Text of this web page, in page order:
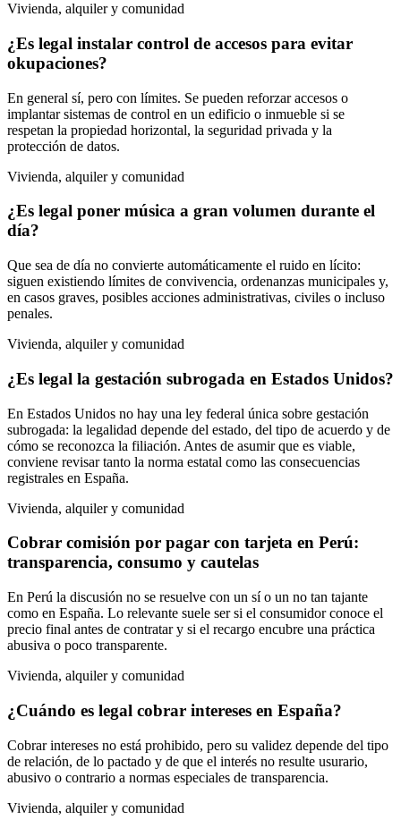
Vivienda, alquiler y comunidad
¿Es legal instalar control de accesos para evitar
okupaciones?
En general sí, pero con límites. Se pueden reforzar accesos o
implantar sistemas de control en un edificio o inmueble si se
respetan la propiedad horizontal, la seguridad privada y la
protección de datos.
Vivienda, alquiler y comunidad
¿Es legal poner música a gran volumen durante el
día?
Que sea de día no convierte automáticamente el ruido en lícito:
siguen existiendo límites de convivencia, ordenanzas municipales y,
en casos graves, posibles acciones administrativas, civiles o incluso
penales.
Vivienda, alquiler y comunidad
¿Es legal la gestación subrogada en Estados Unidos?
En Estados Unidos no hay una ley federal única sobre gestación
subrogada: la legalidad depende del estado, del tipo de acuerdo y de
cómo se reconozca la filiación. Antes de asumir que es viable,
conviene revisar tanto la norma estatal como las consecuencias
registrales en España.
Vivienda, alquiler y comunidad
Cobrar comisión por pagar con tarjeta en Perú:
transparencia, consumo y cautelas
En Perú la discusión no se resuelve con un sí o un no tan tajante
como en España. Lo relevante suele ser si el consumidor conoce el
precio final antes de contratar y si el recargo encubre una práctica
abusiva o poco transparente.
Vivienda, alquiler y comunidad
¿Cuándo es legal cobrar intereses en España?
Cobrar intereses no está prohibido, pero su validez depende del tipo
de relación, de lo pactado y de que el interés no resulte usurario,
abusivo o contrario a normas especiales de transparencia.
Vivienda, alquiler y comunidad